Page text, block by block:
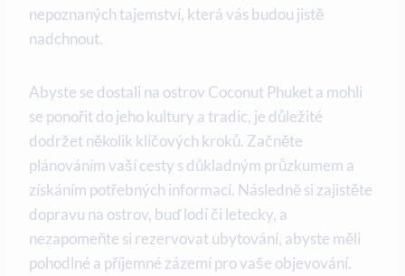
nepoznaných tajemství, která vás ‌budou jistě
nadchnout.
Abyste se dostali na ostrov Coconut Phuket a ‌mohli
se ponořit do ⁣jeho kultury a tradic, je důležité
dodržet‌ několik klíčových​ kroků. Začněte
plánováním vaší cesty s důkladným⁣ průzkumem a
získáním​ potřebných informací. Následně si zajistěte‌
dopravu na ostrov, buď⁤ lodí či letecky,⁣ a
nezapomeňte ‌si rezervovat‍ ubytování, abyste měli
pohodlné a příjemné zázemí pro vaše​ objevování.